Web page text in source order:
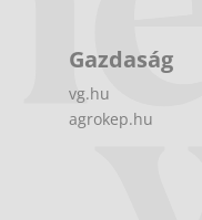
Gazdaság
vg.hu
agrokep.hu